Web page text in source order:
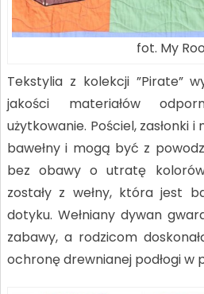
fot. My
Tekstylia z kolekcji ”Pirate”
jakości materiałów
użytkowanie. Pościel, zasłonki
bawełny i mogą być z
bez obawy o utratę
zostały z wełny, która jest
dotyku. Wełniany dywan
zabawy, a rodzicom
ochronę drewnianej podłogi w